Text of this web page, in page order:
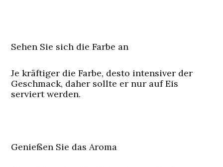
Sehen Sie sich die Farbe an
Je kräftiger die Farbe, desto intensiver der
Geschmack, daher sollte er nur auf Eis
serviert werden.
Genießen Sie das Aroma